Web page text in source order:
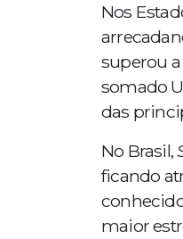
Nos
superou
somado
das
No Brasil,
ficando
maior